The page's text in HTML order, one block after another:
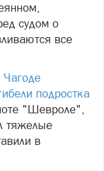
судом о
все
Чагоде
подростка
"Шевроле",
тяжелые
в